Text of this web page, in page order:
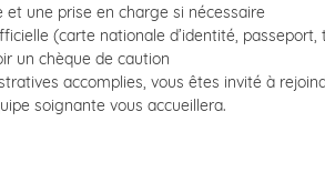
une prise en charge si nécessaire
(carte nationale d’identité,
un chèque de caution
accomplies, vous êtes invité à
soignante vous accueillera.